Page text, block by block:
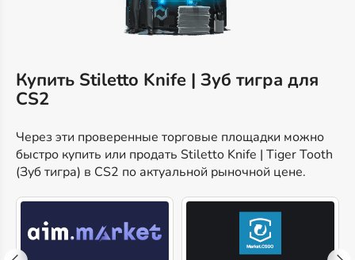
Купить Stiletto Knife | Зуб тигра для
CS2
Через эти проверенные торговые площадки можно
быстро купить или продать Stiletto Knife | Tiger Tooth
(Зуб тигра) в CS2 по актуальной рыночной цене.